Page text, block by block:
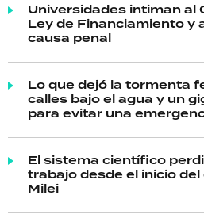
Universidades intiman al
Ley de Financiamiento y
causa penal
Lo que dejó la tormenta
calles bajo el agua y un
para evitar una
El sistema científico
trabajo desde el inicio
Milei